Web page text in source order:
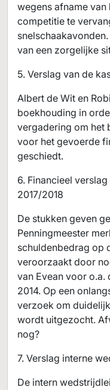
wegens afname
competitie te
van een zorgelijke
5. Verslag van de
Albert de Wit en
boekhouding in
vergadering om het
voor het gevoerde
geschiedt.
6. Financieel
2017/2018
De stukken geven
Penningmeester
schuldenbedrag op
veroorzaakt door
van Evean voor
2014. Op een
verzoek om
wordt uitgezocht.
nog?
7. Verslag interne
De intern